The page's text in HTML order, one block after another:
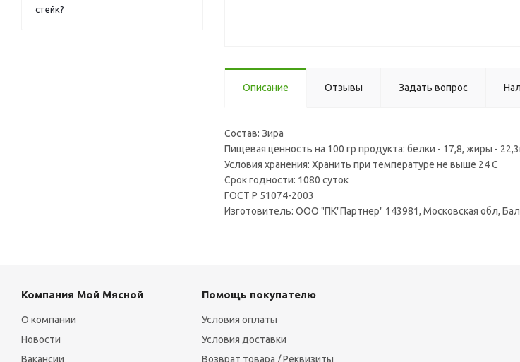
Описание Отзывы Задать вопрос
Состав: Зира
Пищевая ценность на 100 гр продукта: белки - 17,8, жиры -
Условия хранения: Хранить при температуре не выше 24 С
Срок годности: 1080 суток
ГОСТ Р 51074-2003
Изготовитель: ООО "ПК"Партнер" 143981, Московская обл,
стейк?
Компания Мой Мясной
О компании
Новости
Вакансии
Помощь покупателю
Условия оплаты
Условия доставки
Возврат товара / Реквизиты